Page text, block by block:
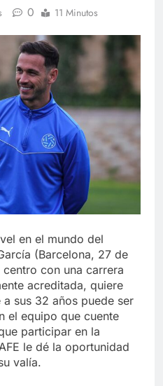
0 11 Minutos
en el mundo del
(Barcelona, 27 de
con una carrera
acreditada, quiere
sus 32 años puede ser
el equipo que cuente
participar en la
le dé la oportunidad
valía.